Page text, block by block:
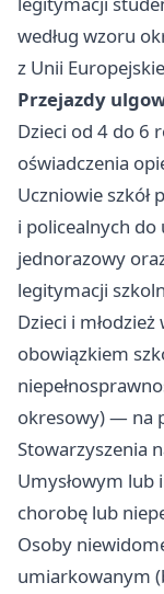
według wzoru
z Unii
Przejazdy
Dzieci od 4 do 6
oświadczenia
Uczniowie
i policealnych
jednorazowy
legitymacji
Dzieci i
obowiązkiem
okresowy) — na
Stowarzyszenia
Umysłowym
chorobę lub
Osoby
umiarkowanym